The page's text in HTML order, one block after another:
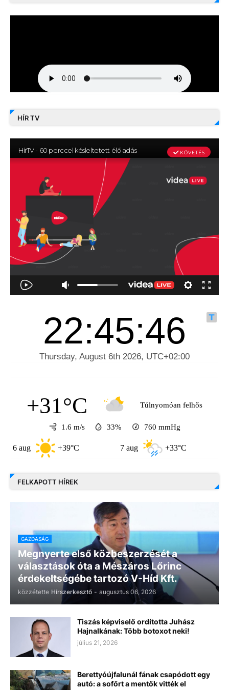
HÍR TV
+31°C Túlnyomóan felhős
1.6 m/s 33% 760 mmHg
+39°C +33°C
FELKAPOTT HÍREK
GAZDASÁG
Megnyerte első közbeszerzését a
választások óta a Mészáros Lőrinc
érdekeltségébe tartozó V-Híd Kft.
közzétette Hírszerkesztő - augusztus 06, 2026
Tiszás képviselő ordította Juhász
Hajnalkának: Több botoxot neki!
július 21, 2026
Berettyóújfalunál fának csapódott egy
autó: a sofőrt a mentők vitték el